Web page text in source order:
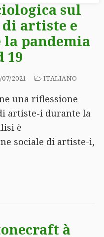
sul
artiste e
pandemia
19
07/2021 ITALIANO
una riflessione
artiste-i durante la
è
sociale di artiste-i,
à